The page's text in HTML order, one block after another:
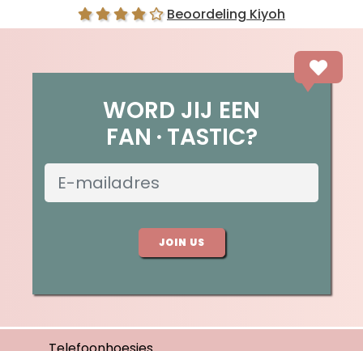
Beoordeling Kiyoh
WORD JIJ EEN
FAN TASTIC?
JOIN US